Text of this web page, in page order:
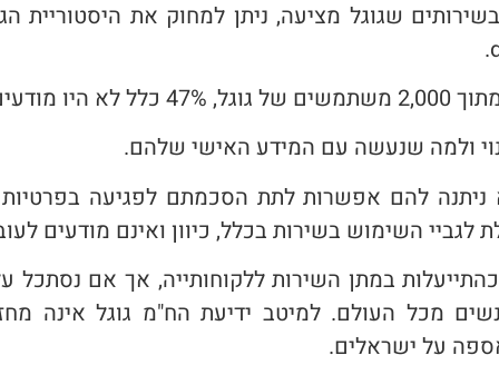
שגוגל מציעה, ניתן למחוק את היסטוריית
החברה.
ולמה שנעשה עם המידע האישי שלהם.
להם אפשרות לתת הסכמתם לפגיעה
השימוש בשירות בכלל, כיוון ואינם מודעים
במתן השירות ללקוחותייה, אך אם
מכל העולם. למיטב ידיעת הח"מ גוגל אינה
על ישראלים.